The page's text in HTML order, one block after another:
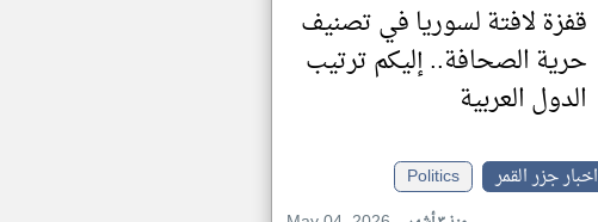
قفزة لافتة لسوريا في تصنيف
حرية الصحافة.. إليكم ترتيب
الدول العربية
اخبار جزر القمر
Politics